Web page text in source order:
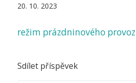
20. 10. 2023
režim prázdninového
Sdílet příspěvek